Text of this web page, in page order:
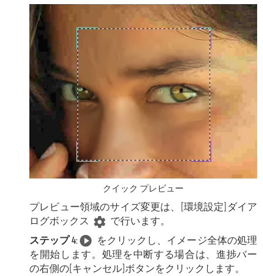
クイック プレビュー
プレビュー領域のサイズ変更は、
[環境設定]ダイア
ログボックス
で行います。
ステップ 4:
をクリックし、イメージ全体の処理
を開始します。処理を中断する場合は、進捗バー
の右側の [キャンセル]ボタンをクリックします。